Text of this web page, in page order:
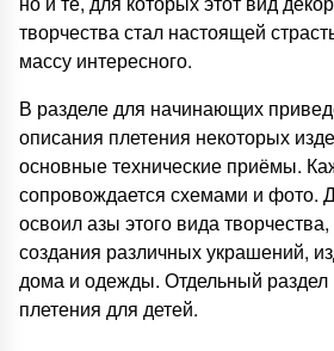
творчества стал настоящей
массу интересного.
В разделе для начинающих
описания плетения некоторых
основные технические приёмы.
сопровождается схемами и фото.
освоил азы этого вида
создания различных украшений,
дома и одежды. Отдельный
плетения для детей.